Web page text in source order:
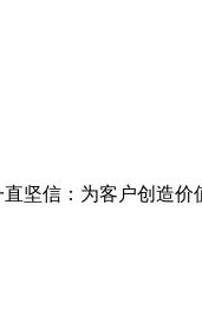
坚信：为客户创造价